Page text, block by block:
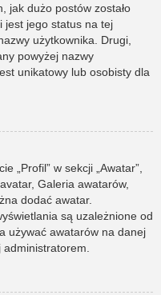
jak dużo postów zostało
jest jego status na tej
użytkownika. Drugi,
powyżej nazwy
unikatowy lub osobisty dla
„Profil” w sekcji „Awatar”,
Galeria awatarów,
dodać awatar.
są uzależnione od
używać awatarów na danej
administratorem.